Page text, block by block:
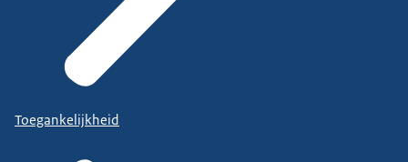
Toegankelijkheid